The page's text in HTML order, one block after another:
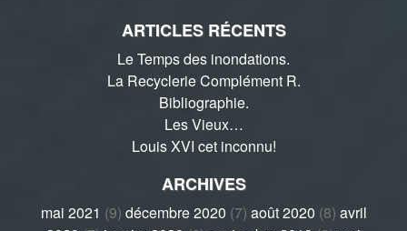
ARTICLES RÉCENTS
Le Temps des inondations.
La Recyclerie Complément R.
Bibliographie.
Les Vieux…
Louis XVI cet inconnu!
ARCHIVES
mai 2021 (9) décembre 2020 (7) août 2020 (8) avril